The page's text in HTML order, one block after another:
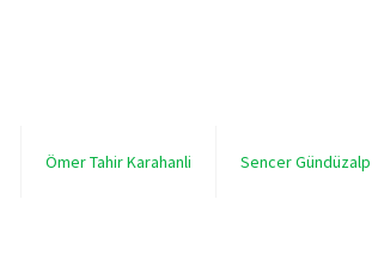
Ömer Tahir Karahanli Sencer Gündüzalp